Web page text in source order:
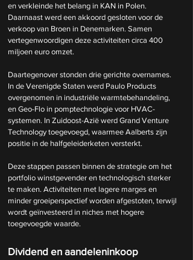
en verkleinde het belang in KAN in Polen.
Daarnaast werd een akkoord gesloten voor de
verkoop van Broen in Denemarken. Samen
vertegenwoordigen deze activiteiten circa 400
miljoen euro omzet.
Daartegenover stonden drie gerichte overnames.
In de Verenigde Staten werd Paulo Products
overgenomen in industriële warmtebehandeling,
en Geo-Flo in pomptechnologie voor HVAC-
systemen. In Zuidoost-Azië werd Grand Venture
Technology toegevoegd, waarmee Aalberts zijn
positie in de halfgeleiderketen versterkt.
Deze stappen passen binnen de strategie om het
portfolio winstgevender en technologisch sterker
te maken. Activiteiten met lagere marges en
minder groeiperspectief worden afgestoten, terwijl
wordt geïnvesteerd in niches met hogere
toegevoegde waarde.
Dividend en aandeleninkoop